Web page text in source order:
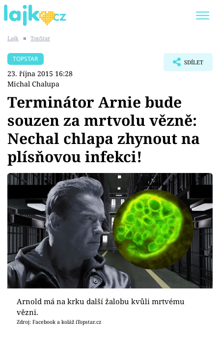
SHOPAHOLICADEL
Témata
Showbyznys
Youtubeři
Virály
Sex a vztahy
Videa
Sledujte prima+
Přihlášení
Lajk ■ TopStar
TOPSTAR
23. října 2015 16:28
Michal Chalupa
SDÍLET
Terminátor Arnie bude
souzen za mrtvolu vězně:
Nechal chlapa zhynout na
plísňovou infekci!
Arnold má na krku další žalobu kvůli mrtvému
vězni.
Zdroj: Facebook a koláž iTopstar.cz